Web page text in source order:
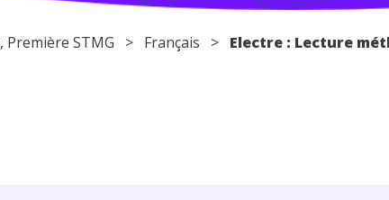
, Première STMG > Français > Electre : Lecture